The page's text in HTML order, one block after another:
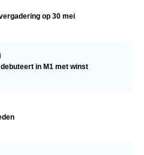
op 30 mei
debuteert in M1 met winst